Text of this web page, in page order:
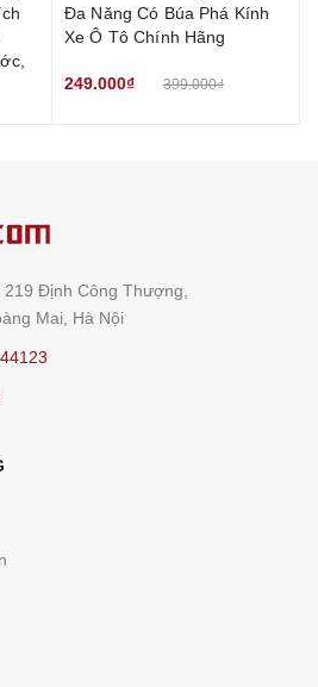
Đa Năng Có Búa Phá Kính
Xe Ô Tô Chính Hãng
249.000₫ 399.000₫
Định Công Thượng,
Mai, Hà Nội